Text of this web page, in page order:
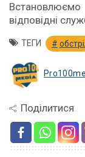
відповідні
ТЕГИ
Поділитися